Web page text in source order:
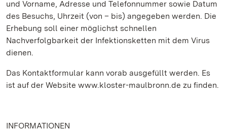
und Vorname, Adresse und Telefonnummer sowie Datum
des Besuchs, Uhrzeit (von – bis) angegeben werden. Die
Erhebung soll einer möglichst schnellen
Nachverfolgbarkeit der Infektionsketten mit dem Virus
dienen.
Das Kontaktformular kann vorab ausgefüllt werden. Es
ist auf der Website www.kloster-maulbronn.de zu finden.
INFORMATIONEN